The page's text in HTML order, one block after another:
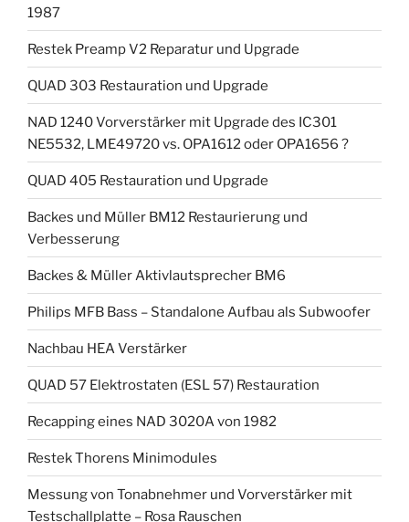
1987
Restek Preamp V2 Reparatur und Upgrade
QUAD 303 Restauration und Upgrade
NAD 1240 Vorverstärker mit Upgrade des IC301
NE5532, LME49720 vs. OPA1612 oder OPA1656 ?
QUAD 405 Restauration und Upgrade
Backes und Müller BM12 Restaurierung und
Verbesserung
Backes & Müller Aktivlautsprecher BM6
Philips MFB Bass – Standalone Aufbau als Subwoofer
Nachbau HEA Verstärker
QUAD 57 Elektrostaten (ESL 57) Restauration
Recapping eines NAD 3020A von 1982
Restek Thorens Minimodules
Messung von Tonabnehmer und Vorverstärker mit
Testschallplatte – Rosa Rauschen